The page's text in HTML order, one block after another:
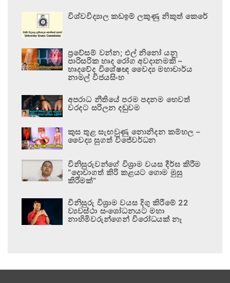
විශ්වවිද්‍යාල කඩඉම් ලකුණු නිකුත් කෙරේ
ප්‍රවේසම් වන්න; එල් නිනෝ යනු
පාරිසරික හෘද රෝග අවදානමකි –
හෘදවේද විශේෂඥ වෛද්‍ය මහාචාර්ය
නාමල් විජයසිංහ
අපරාධ නීතියේ පරම පදනම හෙවත්
වරදට සරිලන දඬුවම
කුස තුළ සැඟවුණු නොනිදන කම්හල –
වෛද්‍ය සුගත් විජේවර්ධන
විනිසුරුවන්ගේ විශ්‍රාම වයස දීර්ඝ කිරීම
“දොවාගත් කිරි කළයට ගොම මුසු
කිරීමක්”
විනිසුරු විශ්‍රාම වයස දිගු කිරීමේ 22
ව්‍යවස්ථා සංශෝධනයට මහා
නාහිමිවරුන්ගෙන් විරෝධයක් නෑ